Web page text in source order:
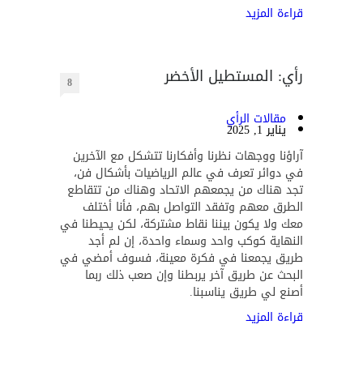
قراءة المزيد
رأي: المستطيل الأخضر 8
مقالات الرأي
يناير 1, 2025
آراؤنا ووجهات نظرنا وأفكارنا تتشكل مع الآخرين
في دوائر تعرف في عالم الرياضيات بأشكال فن،
تجد هناك من يجمعهم الاتحاد وهناك من تتقاطع
الطرق معهم وتفقد التواصل بهم، فأنا أختلف
معك ولا يكون بيننا نقاط مشتركة، لكن يحيطنا في
النهاية كوكب واحد وسماء واحدة، إن لم أجد
طريق يجمعنا في فكرة معينة، فسوف أمضي في
البحث عن طريق آخر يربطنا وإن صعب ذلك ربما
أصنع لي طريق يناسبنا.
قراءة المزيد